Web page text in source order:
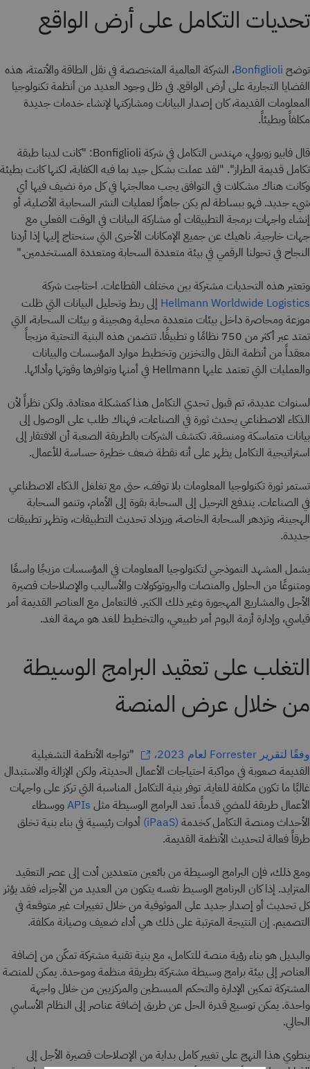
تحديات التكامل على أرض الواقع
توضح Bonfiglioli، الشركة العالمية المتخصصة في نقل الطاقة والأتمتة، هذه
القضايا التجارية على أرض الواقع. في ظل وجود العديد من أنظمة تكنولوجيا
المعلومات القديمة، كان إصدار البيانات ومشاركتها لإنشاء خدمات جديدة
مكلفاً وبطيئاً.
قال فابيو زوبولي، مهندس التكامل في شركة Bonfiglioli: "كانت لدينا طبقة
تكامل قديمة الطراز". "لقد عملت بشكل جيد بما فيه الكفاية، لكنها كانت بطيئة
وكانت هناك مشكلات في التوافق يجب معالجتها في كل مرة نضيف فيها أي
شيء جديد. فهو ببساطة لم يكن جاهزًا لعمليات النشر السحابية الأصلية، أو
إنشاء واجهات برمجة التطبيقات أو مشاركة البيانات في الوقت الفعلي مع
جهات خارجية. ناهيك عن جميع الإمكانات الأخرى التي سنحتاج إليها إذا أردنا
النجاح في تحولنا الرقمي في بيئة متعددة السحابة ومتعددة المستخدمين."
وتعتبر هذه التحديات مشتركة بين مختلف القطاعات. احتاجت شركة
Hellmann Worldwide Logistics إلى ربط وتحليل البيانات التي ظلت
موزعة ومحاصرة داخل بيئات متعددة محلية وهجينة و بيئات السحابة، التي
تمتد عبر أكثر من 750 نظامًا و تطبيقًا. تتضمن هذه البنية التحتية مزيجاً
معقداً من أنظمة النقل والتخزين وتخطيط موارد المؤسسات والبيانات
والعمليات التي تعتمد عليها Hellmann في أمنها وتوافرها وقوتها وأدائها.
لسنوات عديدة، تم قبول تحدي التكامل هذا كمشكلة معتادة. ولكن نظراً لأن
الذكاء الاصطناعي يحدث ثورة في الصناعات، فهناك طلب على الوصول إلى
بيانات متماسكة ومنسقة. تكتشف الشركات بالطريقة الصعبة أن الافتقار إلى
استراتيجية التكامل يظهر على أنه نقطة ضعف خطيرة حساسة للأعمال.
تستمر ثورة تكنولوجيا المعلومات بلا توقف، حتى مع تغلغل الذكاء الاصطناعي
في الصناعات. يندفع الترحيل إلى السحابة بقوة إلى الأمام، وتنمو السحابة
الهجينة، وتزدهر السحابة الخاصة، ويزداد تحديث التطبيقات، وتظهر تطبيقات
جديدة.
يشمل المشهد النموذجي لتكنولوجيا المعلومات في المؤسسات مزيجًا واسعًا
ومتنوعًا من الحلول والمنصات والبروتوكولات والأساليب والإصلاحات قصيرة
الأجل والمشاريع المهجورة وغير ذلك الكثير. فالتعامل مع العناصر القديمة أمر
قياسي، وإدارة أزمة اليوم أمر طبيعي، والتخطيط للغد هو مهمة الغد.
التغلب على تعقيد البرامج الوسيطة
من خلال عرض المنصة
وفقًا لتقرير Forrester لعام 2023،
"تواجه الأنظمة التشغيلية
القديمة صعوبة في مواكبة احتياجات الأعمال الحديثة، ولكن الإزالة والاستبدال
غالبًا ما تكون مكلفة للغاية. توفر بنية التكامل المناسبة التي تركز على واجهات
الأعمال طريقة للمضي قدماً. تعد البرامج الوسيطة مثل APIs ووسطاء
الأحداث ومنصة التكامل كخدمة (iPaaS)
أدوات رئيسية في بناء بنية تخلق
طرقاً فعالة لتحديث الأنظمة القديمة.
ومع ذلك، فإن البرامج الوسيطة من بائعين متعددين أدت إلى عصر التعقيد
المتزايد. إذا كان البرنامج الوسيط نفسه يتكون من العديد من الأجزاء، فقد يؤثر
كل تحديث أو إصدار جديد على الموثوقية من خلال تغييرات غير متوقعة في
التصميم. إن النتيجة المترتبة على ذلك هي أداء ضعيف وصيانة مكلفة.
والبديل هو بناء رؤية منصة للتكامل، مع بنية تقنية مشتركة تمكّن من إضافة
العناصر إلى بيئة برامج وسيطة مشتركة بطريقة منظمة وموحدة. يمكن للمنصة
المشتركة تمكين الإدارة والتحكم المبسطين والمركزيين من خلال واجهة
واحدة. يمكن توسيع قدرة الحل عن طريق إضافة عناصر إلى النظام الأساسي
الحالي.
ينطوي هذا النهج على تغيير كامل بداية من الإصلاحات قصيرة الأجل إلى